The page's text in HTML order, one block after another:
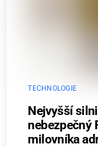
TECHNOLOGIE
Nejvyšší
nebezpečný
milovníka